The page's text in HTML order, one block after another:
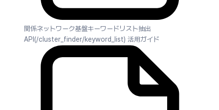
関係ネットワーク基盤キーワードリスト抽出
API(/cluster_finder/keyword_list) 活用ガイド